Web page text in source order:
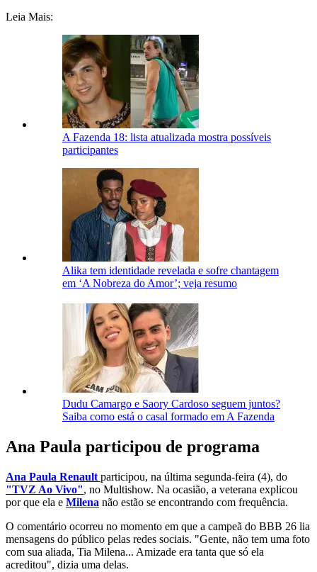
Leia Mais:
A Fazenda 18: lista atualizada mostra possíveis
participantes
Alika tem identidade revelada e sofre chantagem
em ‘A Nobreza do Amor’; veja resumo
Dudu Camargo e Saory Cardoso seguem juntos?
Saiba como está o casal formado em A Fazenda
Ana Paula participou de programa
Ana Paula Renault participou, na última segunda-feira (4), do
"TVZ Ao Vivo", no Multishow. Na ocasião, a veterana explicou
por que ela e Milena não estão se encontrando com frequência.
O comentário ocorreu no momento em que a campeã do BBB 26 lia
mensagens do público pelas redes sociais. "Gente, não tem uma foto
com sua aliada, Tia Milena... Amizade era tanta que só ela
acreditou", dizia uma delas.